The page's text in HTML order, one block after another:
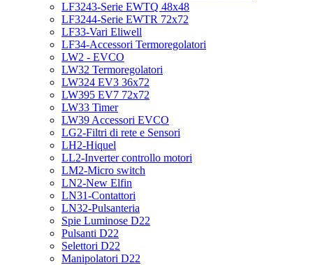
LF3243-Serie EWTQ 48x48
LF3244-Serie EWTR 72x72
LF33-Vari Eliwell
LF34-Accessori Termoregolatori
LW2 - EVCO
LW32 Termoregolatori
LW324 EV3 36x72
LW395 EV7 72x72
LW33 Timer
LW39 Accessori EVCO
LG2-Filtri di rete e Sensori
LH2-Hiquel
LL2-Inverter controllo motori
LM2-Micro switch
LN2-New Elfin
LN31-Contattori
LN32-Pulsanteria
Spie Luminose D22
Pulsanti D22
Selettori D22
Manipolatori D22